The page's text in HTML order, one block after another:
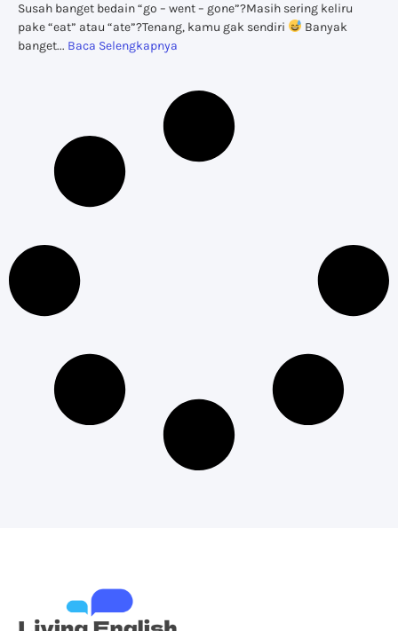
Susah banget bedain “go – went – gone”?Masih sering keliru
pake “eat” atau “ate”?Tenang, kamu gak sendiri
Banyak
banget... Baca Selengkapnya